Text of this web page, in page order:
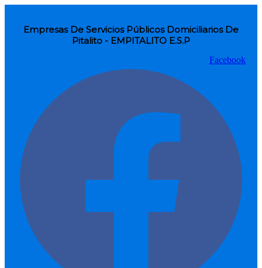
Empresas De Servicios Públicos Domiciliarios De
Pitalito - EMPITALITO E.S.P
Facebook